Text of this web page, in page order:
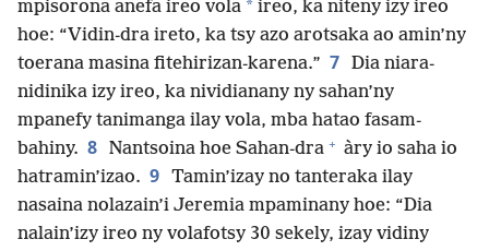
mpisorona anefa ireo vola * ireo, ka niteny izy ireo
hoe: “Vidin-dra ireto, ka tsy azo arotsaka ao amin’ny
toerana masina fitehirizan-karena.” 7 Dia niara-
nidinika izy ireo, ka nividianany ny sahan’ny
mpanefy tanimanga ilay vola, mba hatao fasam-
bahiny. 8 Nantsoina hoe Sahan-dra + àry io saha io
hatramin’izao. 9 Tamin’izay no tanteraka ilay
nasaina nolazain’i Jeremia mpaminany hoe: “Dia
nalain’izy ireo ny volafotsy 30 sekely, izay vidiny